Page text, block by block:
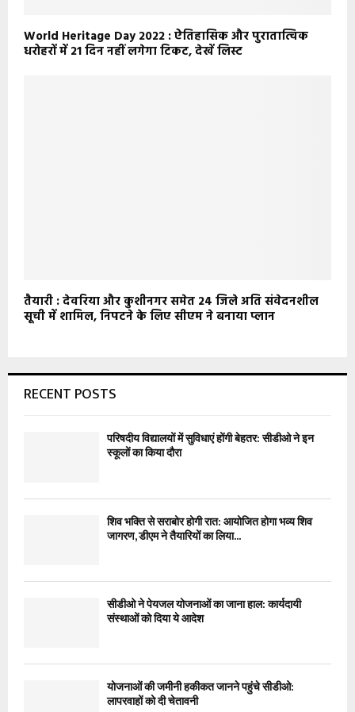
World Heritage Day 2022 : ऐतिहासिक और पुरातात्विक
धरोहरों में 21 दिन नहीं लगेगा टिकट, देखें लिस्ट
तैयारी : देवरिया और कुशीनगर समेत 24 जिले अति संवेदनशील
सूची में शामिल, निपटने के लिए सीएम ने बनाया प्लान
RECENT POSTS
परिषदीय विद्यालयों में सुविधाएं होंगी बेहतर: सीडीओ ने इन
स्कूलों का किया दौरा
शिव भक्ति से सराबोर होगी रात: आयोजित होगा भव्य शिव
जागरण, डीएम ने तैयारियों का लिया...
सीडीओ ने पेयजल योजनाओं का जाना हाल: कार्यदायी
संस्थाओं को दिया ये आदेश
योजनाओं की जमीनी हकीकत जानने पहुंचे सीडीओ:
लापरवाहों को दी चेतावनी